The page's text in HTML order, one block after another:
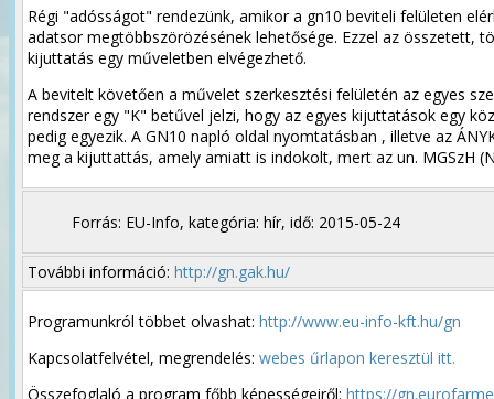
Régi "adósságot" rendezünk, amikor a gn10 beviteli felületen
adatsor megtöbbszörözésének lehetősége. Ezzel az összetett,
kijuttatás egy műveletben elvégezhető.
A bevitelt követően a művelet szerkesztési felületén az egyes
rendszer egy "K" betűvel jelzi, hogy az egyes kijuttatások egy
pedig egyezik. A GN10 napló oldal nyomtatásban , illetve az
meg a kijuttattás, amely amiatt is indokolt, mert az un. MGSzH
Forrás: EU-Info, kategória: hír, idő: 2015-05-24
További információ: http://gn.gak.hu/
Programunkról többet olvashat: http://www.eu-info-kft.hu/gn
Kapcsolatfelvétel, megrendelés: webes űrlapon keresztül itt.
Összefoglaló a program főbb képességeiről: https://